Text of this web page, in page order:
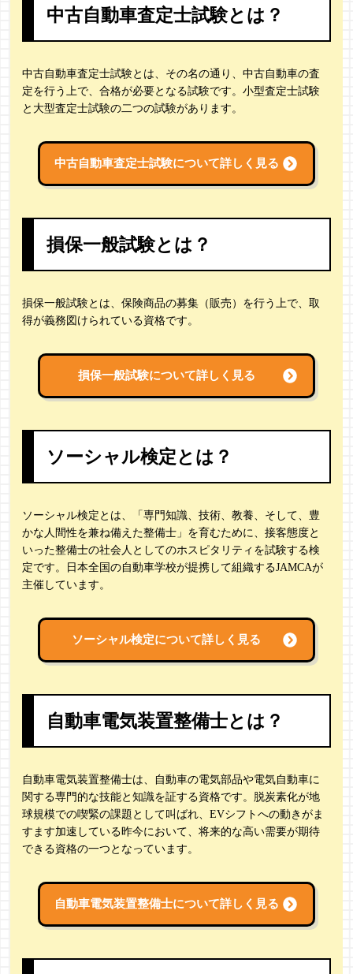
中古自動車査定士試験とは？
中古自動車査定士試験とは、その名の通り、中古自動車の査
定を行う上で、合格が必要となる試験です。小型査定士試験
と大型査定士試験の二つの試験があります。
中古自動車査定士試験について詳しく見る
損保一般試験とは？
損保一般試験とは、保険商品の募集（販売）を行う上で、取
得が義務図けられている資格です。
損保一般試験について詳しく見る
ソーシャル検定とは？
ソーシャル検定とは、「専門知識、技術、教養、そして、豊
かな人間性を兼ね備えた整備士」を育むために、接客態度と
いった整備士の社会人としてのホスピタリティを試験する検
定です。日本全国の自動車学校が提携して組織するJAMCAが
主催しています。
ソーシャル検定について詳しく見る
自動車電気装置整備士とは？
自動車電気装置整備士は、自動車の電気部品や電気自動車に
関する専門的な技能と知識を証する資格です。脱炭素化が地
球規模での喫緊の課題として叫ばれ、EVシフトへの動きがま
すます加速している昨今において、将来的な高い需要が期待
できる資格の一つとなっています。
自動車電気装置整備士について詳しく見る